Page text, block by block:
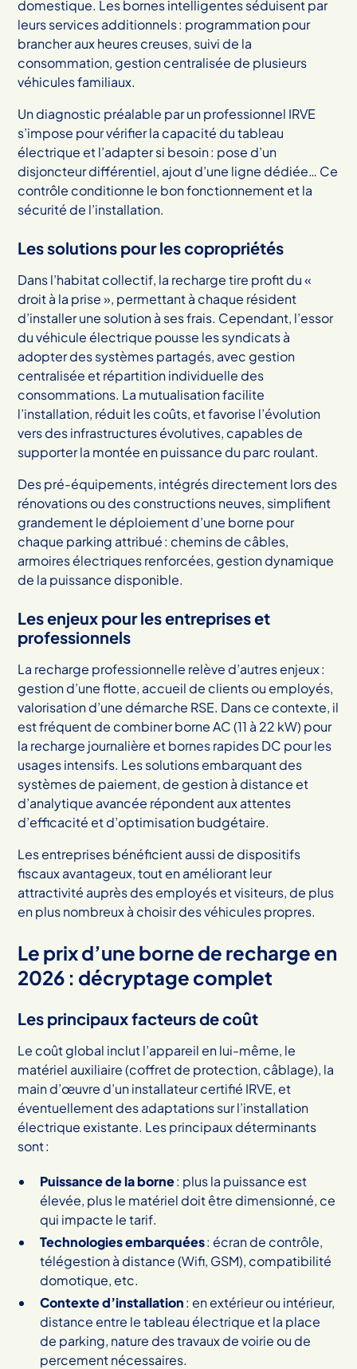
domestique. Les bornes intelligentes séduisent par
leurs services additionnels : programmation pour
brancher aux heures creuses, suivi de la
consommation, gestion centralisée de plusieurs
véhicules familiaux.
Un diagnostic préalable par un professionnel IRVE
s’impose pour vérifier la capacité du tableau
électrique et l’adapter si besoin : pose d’un
disjoncteur différentiel, ajout d’une ligne dédiée… Ce
contrôle conditionne le bon fonctionnement et la
sécurité de l’installation.
Les solutions pour les copropriétés
Dans l’habitat collectif, la recharge tire profit du «
droit à la prise », permettant à chaque résident
d’installer une solution à ses frais. Cependant, l’essor
du véhicule électrique pousse les syndicats à
adopter des systèmes partagés, avec gestion
centralisée et répartition individuelle des
consommations. La mutualisation facilite
l’installation, réduit les coûts, et favorise l’évolution
vers des infrastructures évolutives, capables de
supporter la montée en puissance du parc roulant.
Des pré-équipements, intégrés directement lors des
rénovations ou des constructions neuves, simplifient
grandement le déploiement d’une borne pour
chaque parking attribué : chemins de câbles,
armoires électriques renforcées, gestion dynamique
de la puissance disponible.
Les enjeux pour les entreprises et
professionnels
La recharge professionnelle relève d’autres enjeux :
gestion d’une flotte, accueil de clients ou employés,
valorisation d’une démarche RSE. Dans ce contexte, il
est fréquent de combiner borne AC (11 à 22 kW) pour
la recharge journalière et bornes rapides DC pour les
usages intensifs. Les solutions embarquant des
systèmes de paiement, de gestion à distance et
d’analytique avancée répondent aux attentes
d’efficacité et d’optimisation budgétaire.
Les entreprises bénéficient aussi de dispositifs
fiscaux avantageux, tout en améliorant leur
attractivité auprès des employés et visiteurs, de plus
en plus nombreux à choisir des véhicules propres.
Le prix d’une borne de recharge en
2026 : décryptage complet
Les principaux facteurs de coût
Le coût global inclut l’appareil en lui-même, le
matériel auxiliaire (coffret de protection, câblage), la
main d’œuvre d’un installateur certifié IRVE, et
éventuellement des adaptations sur l’installation
électrique existante. Les principaux déterminants
sont :
Puissance de la borne: plus la puissance est
élevée, plus le matériel doit être dimensionné, ce
qui impacte le tarif.
Technologies embarquées: écran de contrôle,
télégestion à distance (Wifi, GSM), compatibilité
domotique, etc.
Contexte d’installation: en extérieur ou intérieur,
distance entre le tableau électrique et la place
de parking, nature des travaux de voirie ou de
percement nécessaires.